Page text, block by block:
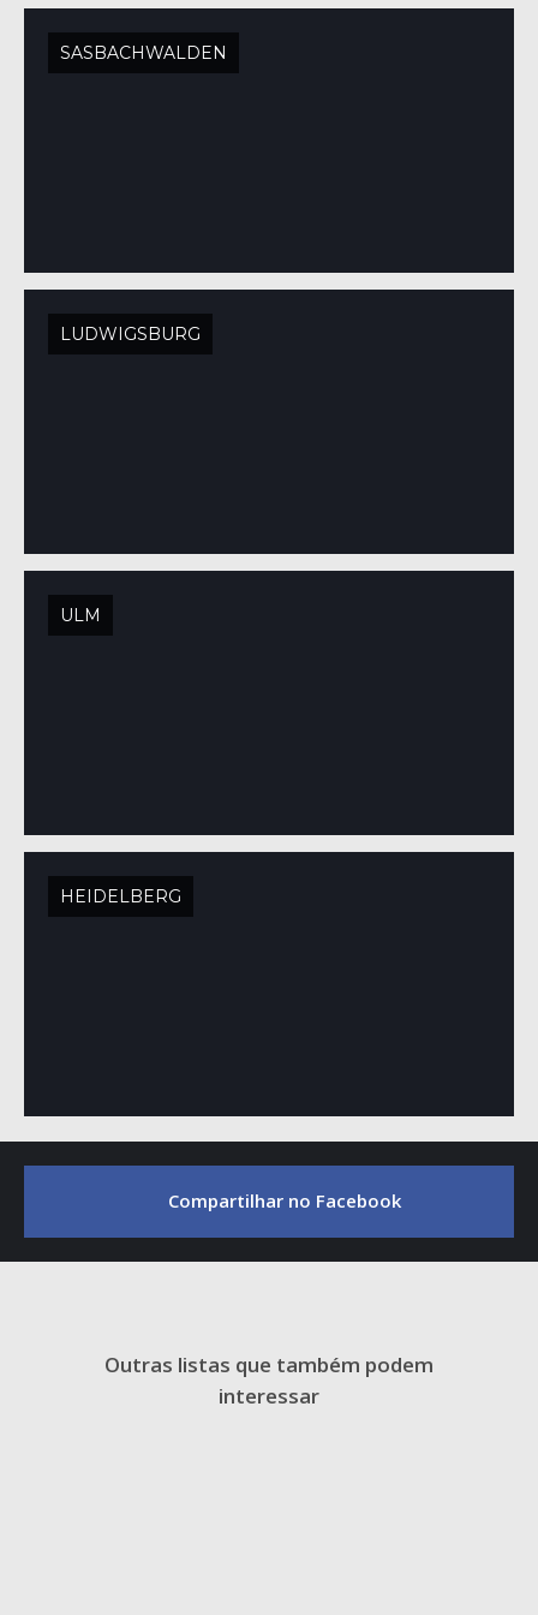
SASBACHWALDEN
LUDWIGSBURG
ULM
HEIDELBERG
Compartilhar no Facebook
Outras listas que também podem
interessar